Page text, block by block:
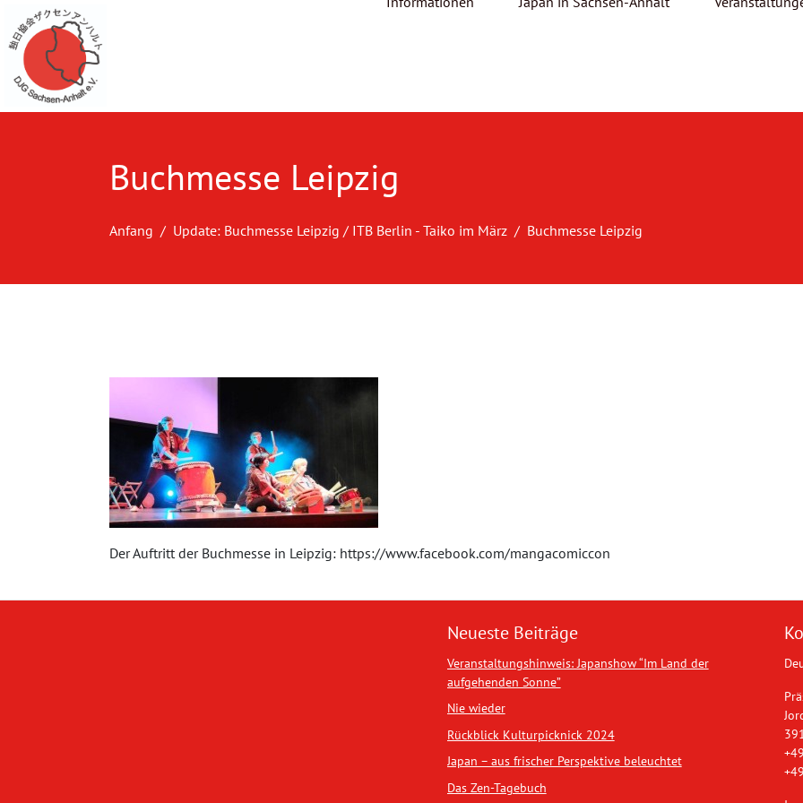
Buchmesse Leipzig
Anfang Update: Buchmesse Leipzig / ITB Berlin - Taiko im März Buchmesse Leipzig
Der Auftritt der Buchmesse in Leipzig: https://www.facebook.com/mangacomiccon
Neueste Beiträge
Veranstaltungshinweis: Japanshow “Im Land der
aufgehenden Sonne”
Nie wieder
Rückblick Kulturpicknick 2024
Japan – aus frischer Perspektive beleuchtet
Das Zen-Tagebuch